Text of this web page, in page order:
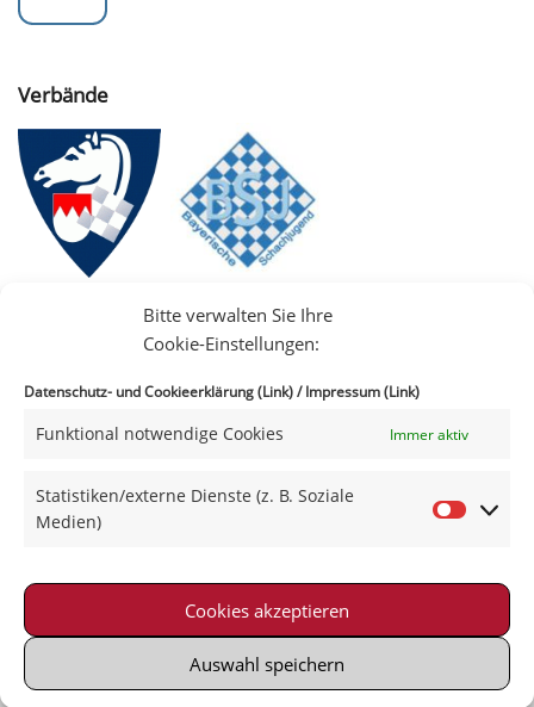
Bitte verwalten Sie Ihre
Cookie-Einstellungen:
Datenschutz- und Cookieerklärung (Link)/Impressum (Link)
Funktional notwendige Cookies Immer aktiv
Statistiken/externe Dienste (z. B. Soziale
Medien)
Cookies akzeptieren
Auswahl speichern
Verbände
|Datenschutz|Kontakt
© 2021-2026 Schachklub Schweinfurt 2000 e. V.
Powered by Wordpress with Neve-Theme